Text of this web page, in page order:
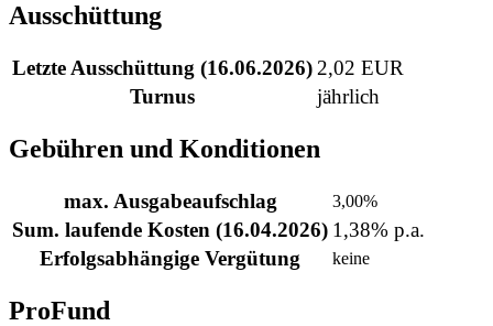
Ausschüttung
Letzte Ausschüttung (16.06.2026) 2,02 EUR
Turnus
jährlich
Gebühren und Konditionen
max. Ausgabeaufschlag 3,00%
Sum. laufende Kosten (16.04.2026) 1,38% p.a.
Erfolgsabhängige Vergütung
keine
ProFund